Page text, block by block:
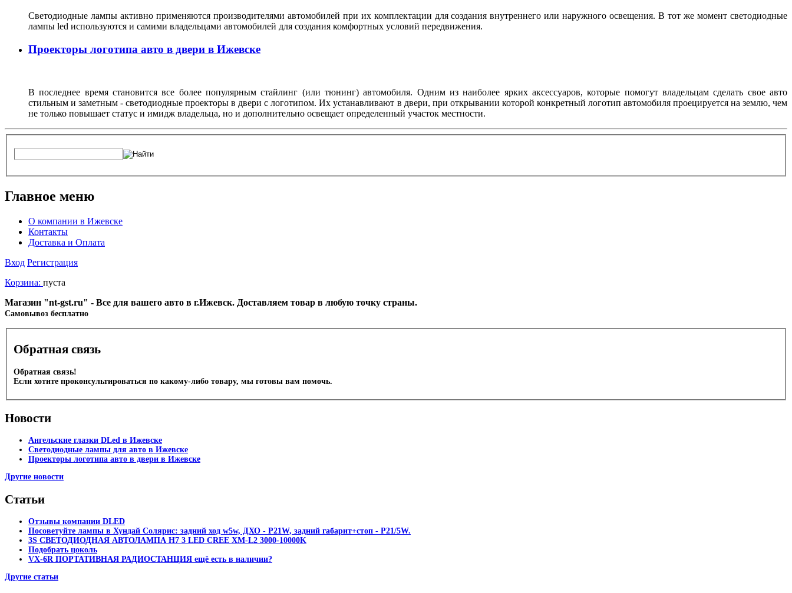
Светодиодные лампы активно применяются производителями автомобилей при их комплектации для создания внутреннего или наружного освещения. В тот же момент светодиодные
лампы led используются и самими владельцами автомобилей для создания комфортных условий передвижения.
Проекторы логотипа авто в двери в Ижевске
В последнее время становится все более популярным стайлинг (или тюнинг) автомобиля. Одним из наиболее ярких аксессуаров, которые помогут владельцам сделать свое авто
стильным и заметным - светодиодные проекторы в двери с логотипом. Их устанавливают в двери, при открывании которой конкретный логотип автомобиля проецируется на землю, чем
не только повышает статус и имидж владельца, но и дополнительно освещает определенный участок местности.
Главное меню
О компании в Ижевске
Контакты
Доставка и Оплата
Вход Регистрация
Корзина: пуста
Магазин "nt-gst.ru" - Все для вашего авто в г.Ижевск. Доставляем товар в любую точку страны.
Cамовывоз бесплатно
Обратная связь
Обратная связь!
Если хотите проконсультироваться по какому-либо товару, мы готовы вам помочь.
Новости
Ангельские глазки DLed в Ижевске
Светодиодные лампы для авто в Ижевске
Проекторы логотипа авто в двери в Ижевске
Другие новости
Статьи
Отзывы компании DLED
Посоветуйте лампы в Хундай Солярис: задний ход w5w, ДХО - P21W, задний габарит+стоп - P21/5W.
3S СВЕТОДИОДНАЯ АВТОЛАМПА H7 3 LED CREE XM-L2 3000-10000K
Подобрать цоколь
VX-6R ПОРТАТИВНАЯ РАДИОСТАНЦИЯ ещё есть в наличии?
Другие статьи